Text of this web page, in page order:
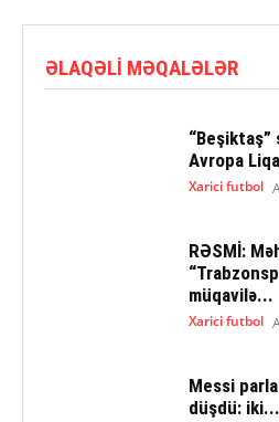
ƏLAQƏLI MƏQALƏLƏR
Avropa
Xarici futbol
RƏSMİ:
müqavilə...
Xarici futbol
Messi
düşdü: iki...